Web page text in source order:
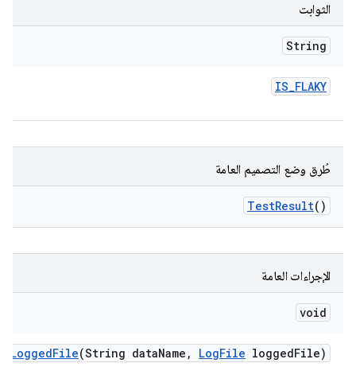
الثوابت
String
IS_FLAKY
طُرق وضع التصميم العامة
TestResult()
الإجراءات العامة
void
LoggedFile(String dataName , LogFile loggedFile)